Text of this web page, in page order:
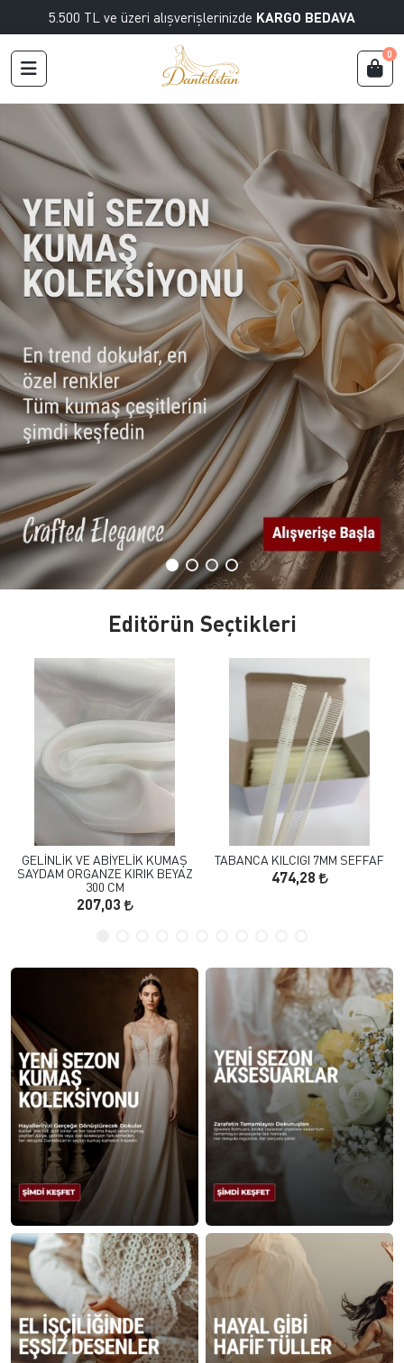
5.500 TL ve üzeri alışverişlerinizde KARGO BEDAVA
0
Editörün Seçtikleri
GELİNLİK VE ABİYELİK KUMAŞ
SAYDAM ORGANZE KIRIK BEYAZ
300 CM
207,03
TABANCA KILCIGI 7MM SEFFAF
474,28